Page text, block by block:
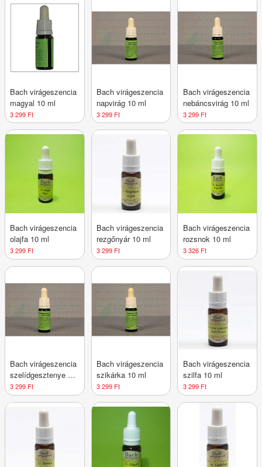
Bach virágeszencia
magyal 10 ml
3 299 Ft
Bach virágeszencia
napvirág 10 ml
3 299 Ft
Bach virágeszencia
nebáncsvirág 10 ml
3 299 Ft
Bach virágeszencia
olajfa 10 ml
3 299 Ft
Bach virágeszencia
rezgőnyár 10 ml
3 299 Ft
Bach virágeszencia
rozsnok 10 ml
3 326 Ft
Bach virágeszencia
szelídgesztenye 10
ml
3 299 Ft
Bach virágeszencia
szikárka 10 ml
3 299 Ft
Bach virágeszencia
szilfa 10 ml
3 299 Ft